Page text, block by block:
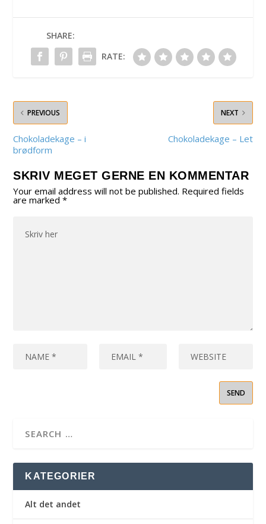
SHARE:
RATE:
PREVIOUS
Chokoladekage – i
brødform
NEXT
Chokoladekage – Let
SKRIV MEGET GERNE EN KOMMENTAR
Your email address will not be published. Required fields
are marked*
KATEGORIER
Alt det andet